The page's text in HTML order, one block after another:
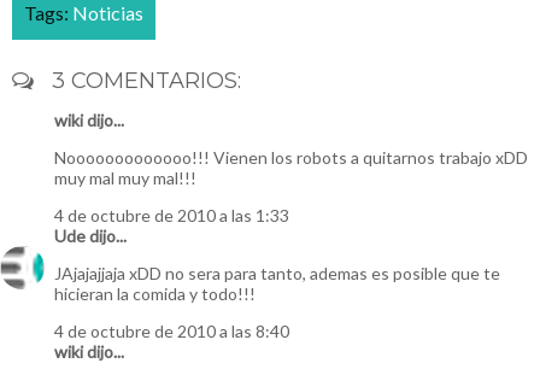
Tags: Noticias
3 COMENTARIOS:
wiki dijo...
Nooooooooooooo!!! Vienen los robots a quitarnos trabajo xDD
muy mal muy mal!!!
4 de octubre de 2010 a las 1:33
Udedijo...
JAjajajjaja xDD no sera para tanto, ademas es posible que te
hicieran la comida y todo!!!
4 de octubre de 2010 a las 8:40
wiki dijo...